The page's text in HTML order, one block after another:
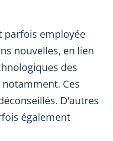
parfois employée
nouvelles, en lien
des
Ces
D’autres
également